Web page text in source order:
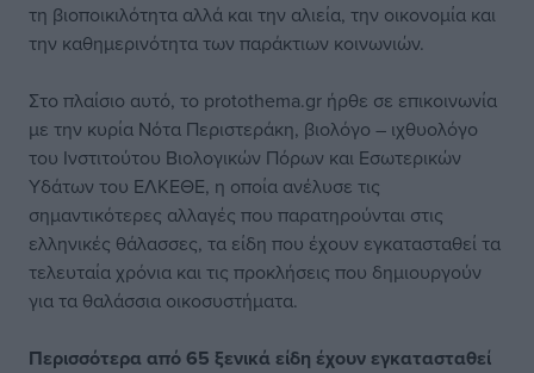
τη βιοποικιλότητα αλλά και την αλιεία, την οικονομία και
την καθημερινότητα των παράκτιων κοινωνιών.
Στο πλαίσιο αυτό, το protothema.gr ήρθε σε επικοινωνία
με την κυρία Νότα Περιστεράκη, βιολόγο – ιχθυολόγο
του Ινστιτούτου Βιολογικών Πόρων και Εσωτερικών
Υδάτων του ΕΛΚΕΘΕ, η οποία ανέλυσε τις
σημαντικότερες αλλαγές που παρατηρούνται στις
ελληνικές θάλασσες, τα είδη που έχουν εγκατασταθεί τα
τελευταία χρόνια και τις προκλήσεις που δημιουργούν
για τα θαλάσσια οικοσυστήματα.
Περισσότερα από 65 ξενικά είδη έχουν εγκατασταθεί